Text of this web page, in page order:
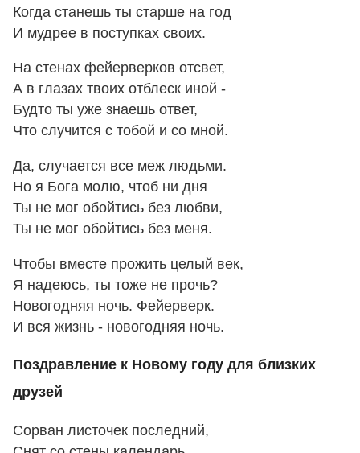
Когда станешь ты старше на год
И мудрее в поступках своих.
На стенах фейерверков отсвет,
А в глазах твоих отблеск иной -
Будто ты уже знаешь ответ,
Что случится с тобой и со мной.
Да, случается все меж людьми.
Но я Бога молю, чтоб ни дня
Ты не мог обойтись без любви,
Ты не мог обойтись без меня.
Чтобы вместе прожить целый век,
Я надеюсь, ты тоже не прочь?
Новогодняя ночь. Фейерверк.
И вся жизнь - новогодняя ночь.
Поздравление к Новому году для близких
друзей
Сорван листочек последний,